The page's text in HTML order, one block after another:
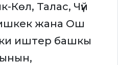
Талас, Чүй
жана Ош
иштер башкы